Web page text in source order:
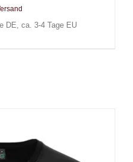
DE, ca. 3-4 Tage EU